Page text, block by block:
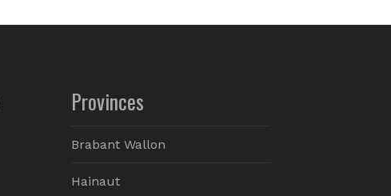
Provinces
Brabant Wallon
Hainaut